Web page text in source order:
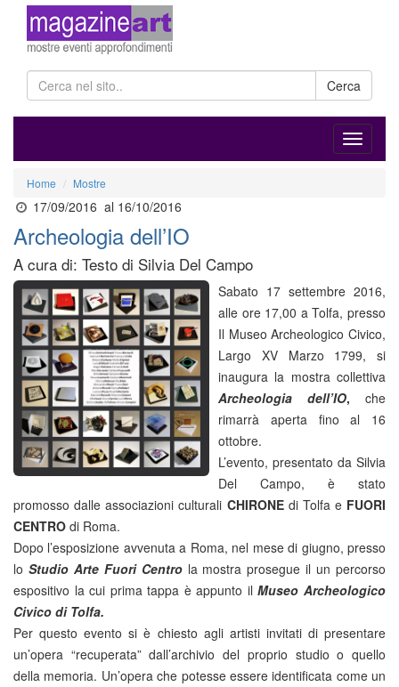
Cerca
Home Mostre
17/09/2016 al 16/10/2016
Archeologia dell’IO
A cura di: Testo di Silvia Del Campo
Sabato 17 settembre 2016,
alle ore 17,00 a Tolfa, presso
Il Museo Archeologico Civico,
Largo XV Marzo 1799, si
inaugura la mostra collettiva
Archeologia dell’IO, che
rimarrà aperta fino al 16
ottobre.
L’evento, presentato da Silvia
Del Campo, è stato
promosso dalle associazioni culturali CHIRONEdi Tolfa e FUORI
CENTRO di Roma.
Dopo l’esposizione avvenuta a Roma, nel mese di giugno, presso
lo Studio Arte Fuori Centrola mostra prosegue il un percorso
espositivo la cui prima tappa è appunto ilMuseo Archeologico
Civico di Tolfa.
Per questo evento si è chiesto agli artisti invitati di presentare
un’opera “recuperata” dall’archivio del proprio studio o quello
della memoria. Un’opera che potesse essere identificata come un